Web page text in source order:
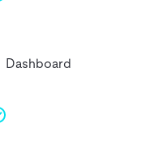
Dashboard